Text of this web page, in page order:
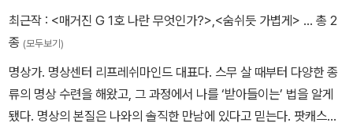
때는 놓아버리게 됩니다...
...하지만 스승이 나의 삶을, 나의 미래를, 나의 능력을 나보다 더 잘
알 것이라고 믿는다면 늘 종속된 상태에서 벗어날 수 없어요. 결국 믿
최근작 : <매거진 G 1호 나란 무엇인가?>,<숨쉬듯 가볍게> … 총 2
종 (모두보기)
명상가. 명상센터 리프레쉬마인드 대표다. 스무 살 때부터 다양한 종
류의 명상 수련을 해왔고, 그 과정에서 나를 ‘받아들이는’ 법을 알게
됐다. 명상의 본질은 나와의 솔직한 만남에 있다고 믿는다. 팟캐스트